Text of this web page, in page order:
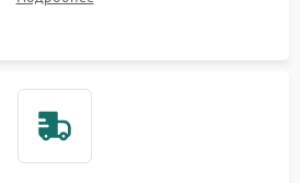
насосу, ТЭНу и сливной помпе.